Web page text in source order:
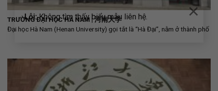
Lỗi:Không tìm thấy biểu mẫu liên hệ. ×
TRƯỜNG ĐẠI HỌC HÀ NAM | 河南大学
Đại học Hà Nam (Henan University) gọi tắt là “Hà Đại”, nằm ở thành phố